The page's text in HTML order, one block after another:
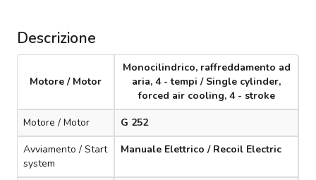
Descrizione
Motore / Motor
Monocilindrico, raffreddamento ad
aria, 4 - tempi / Single cylinder,
forced air cooling, 4 - stroke
Motore / Motor
G 252
Avviamento / Start
system
Manuale Elettrico / Recoil Electric